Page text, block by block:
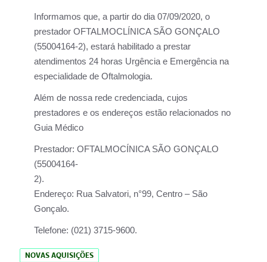
Informamos que, a partir do dia07/09/2020, o
prestador OFTALMOCLÍNICA SÃO GONÇALO
(55004164-2), estará habilitado a prestar
atendimentos 24 horas Urgência e Emergência na
especialidade de Oftalmologia.
Além de nossa rede credenciada, cujos
prestadores e os endereços estão relacionados no
Guia Médico
Prestador: OFTALMOCÍNICA SÃO GONÇALO
(55004164-
2).
Endereço: Rua Salvatori, n°99, Centro – São
Gonçalo.
Telefone: (021) 3715-9600.
NOVAS AQUISIÇÕES